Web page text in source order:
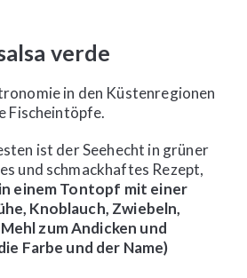
verde
in den Küstenregionen
Fischeintöpfe.
ist der Seehecht in grüner
und schmackhaftes Rezept,
einem Tontopf mit einer
Knoblauch, Zwiebeln,
zum Andicken und
Farbe und der Name)